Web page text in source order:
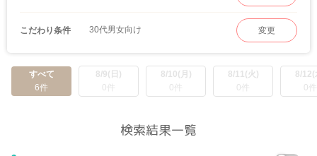
こだわり条件 30代男女向け 変更
すべて
6件
8/9(日)
0件
8/10(月)
0件
8/11(火)
0件
8/12(
0件
検索結果一覧